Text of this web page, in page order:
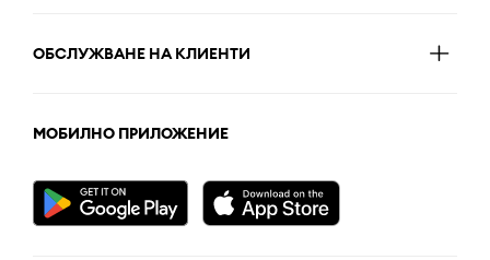
ОБСЛУЖВАНЕ НА КЛИЕНТИ
МОБИЛНО ПРИЛОЖЕНИЕ